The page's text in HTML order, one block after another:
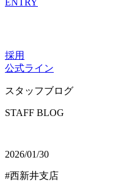
ENTRY
採用
公式ライン
スタッフブログ
STAFF BLOG
2026/01/30
#西新井支店